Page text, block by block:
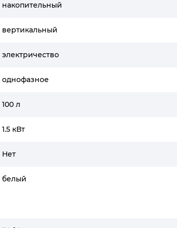
накопительный
вертикальный
электричество
однофазное
100 л
1.5 кВт
Нет
белый